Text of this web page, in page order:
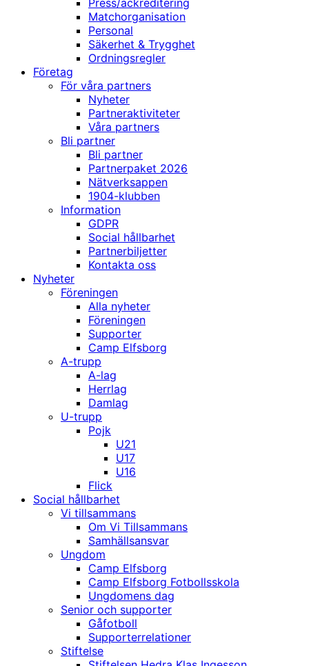
Press/ackreditering
Matchorganisation
Personal
Säkerhet & Trygghet
Ordningsregler
Företag
För våra partners
Nyheter
Partneraktiviteter
Våra partners
Bli partner
Bli partner
Partnerpaket 2026
Nätverksappen
1904-klubben
Information
GDPR
Social hållbarhet
Partnerbiljetter
Kontakta oss
Nyheter
Föreningen
Alla nyheter
Föreningen
Supporter
Camp Elfsborg
A-trupp
A-lag
Herrlag
Damlag
U-trupp
Pojk
U21
U17
U16
Flick
Social hållbarhet
Vi tillsammans
Om Vi Tillsammans
Samhällsansvar
Ungdom
Camp Elfsborg
Camp Elfsborg Fotbollsskola
Ungdomens dag
Senior och supporter
Gåfotboll
Supporterrelationer
Stiftelse